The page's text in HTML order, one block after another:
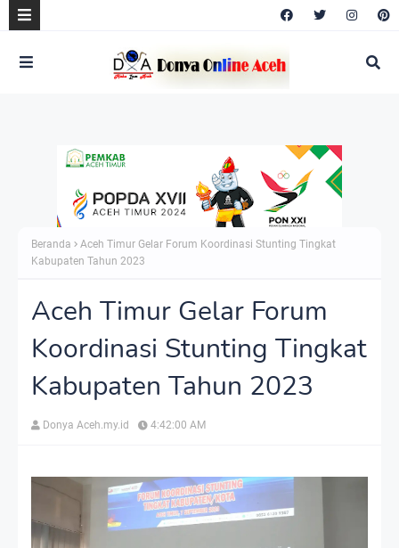
Beranda
Aceh Timur Gelar Forum Koordinasi Stunting Tingkat
Kabupaten Tahun 2023
Aceh Timur Gelar Forum
Koordinasi Stunting Tingkat
Kabupaten Tahun 2023
Donya Aceh.my.id 4:42:00 AM